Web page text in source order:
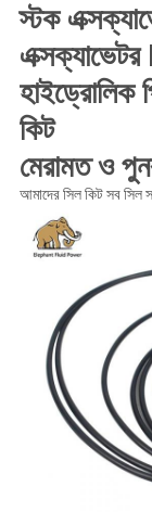
স্টক
হাইড্রোলিক
কিট
মেরামত ও
আমাদের সিল কিট সব সিল